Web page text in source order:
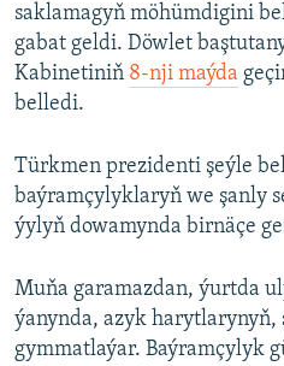
saklamagyň möhümdigini
gabat geldi. Döwlet
Kabinetiniň 8-nji maýda
belledi.
Türkmen prezidenti şeýle
baýramçylyklaryň we şanly
ýylyň dowamynda birnäçe
Muňa garamazdan, ýurtda
ýanynda, azyk harytlarynyň,
gymmatlaýar. Baýramçylyk